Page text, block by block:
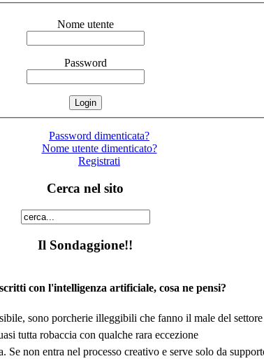
Nome utente
Password
Password dimenticata?
Nome utente dimenticato?
Registrati
Cerca nel sito
Il Sondaggione!!
con l'intelligenza artificiale, cosa ne pensi?
sono porcherie illeggibili che fanno il male del settore
tutta robaccia con qualche rara eccezione
Se non entra nel processo creativo e serve solo da